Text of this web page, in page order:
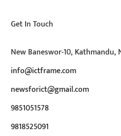
Get In Touch
New Baneswor-10, Kathmandu,
info@ictframe.com
newsforict@gmail.com
9851051578
9818525091